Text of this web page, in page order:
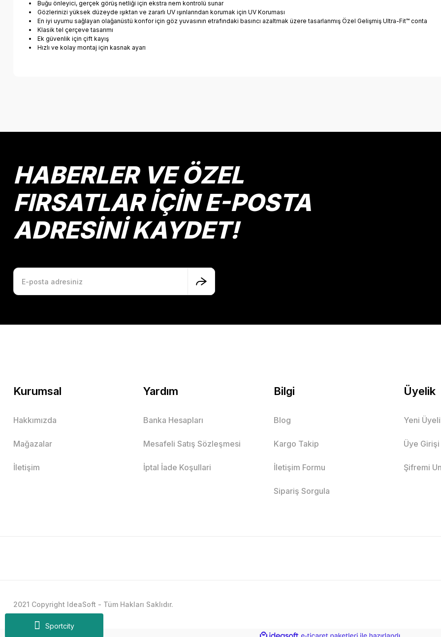
Sportcity
Buğu önleyici, gerçek görüş netliği için ekstra nem kontrolü sunar
Gözlerinizi yüksek düzeyde ışıktan ve zararlı UV ışınlarından korumak için UV Koruması
En iyi uyumu sağlayan olağanüstü konfor için göz yuvasının etrafındaki basıncı azaltmak üzere tasarlanmış Özel Gelişmiş Ultra-Fit™ conta
Klasik tel çerçeve tasarımı
Ek güvenlik için çift kayış
Hızlı ve kolay montaj için kasnak ayarı
Ürün resmi kalitesiz, bozuk veya görüntülenemiyor.
Ürün fiyatı diğer sitelerden daha pahalı.
HABERLER VE ÖZEL
FIRSATLAR İÇİN E-POSTA
ADRESİNİ KAYDET!
Kurumsal
Hakkımızda
Mağazalar
İletişim
Yardım
Banka Hesapları
Mesafeli Satış Sözleşmesi
İptal İade Koşullari
Bilgi
Blog
Kargo Takip
İletişim Formu
Sipariş Sorgula
Üyelik
Yeni
Üye Girişi
Şifremi
2021 Copyright IdeaSoft - Tüm Hakları Saklıdır.